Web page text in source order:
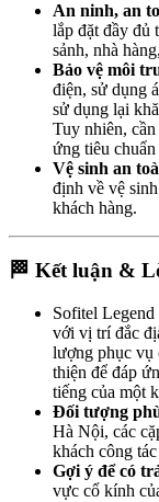
An ninh, an
lắp đặt đầy đủ
sảnh, nhà
Bảo vệ môi
điện, sử dụng
sử dụng lại
Tuy nhiên,
ứng tiêu chuẩn
Vệ sinh an
định về vệ
khách hàng.
🏁 Kết luận &
Sofitel
với vị trí đắc
lượng phục vụ
thiện để đáp
tiếng của một
Đối tượng
Hà Nội, các
khách công
Gợi ý để có
vực cổ kính